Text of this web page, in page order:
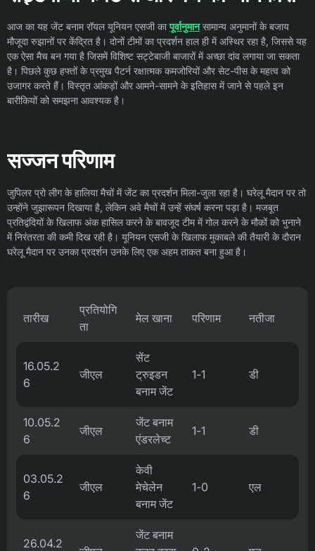
आज का यह जेंट बनाम रॉयल यूनियन एसजी कापूर्वानुमानसामान्य अनुमानों के बजाय
मौजूदा रुझानों पर केंद्रित है। दोनों टीमों का प्रदर्शन हाल ही में अस्थिर रहा है, जिससे यह
एक ऐसा मैच बन गया है जिसमें विशिष्ट सट्टेबाजी बाजारों में अच्छा दांव लगाया जा सकता
है। पिछले कुछ हफ्तों के प्रमुख पैटर्न रक्षात्मक कमजोरियों और सेट-पीस के महत्व को
उजागर करते हैं। विस्तृत आंकड़ों और आमने-सामने के इतिहास में जाने से पहले इन
बारीकियों को समझना आवश्यक है।
सज्जन परिणाम
जुपिलर प्रो लीग के हालिया मैचों में जेंट का प्रदर्शन मिला-जुला रहा है। घरेलू मैदान पर तो
उन्होंने जुझारूपन दिखाया है, लेकिन अवे मैचों में उन्हें संघर्ष करना पड़ा है। मजबूत
प्रतिद्वंदियों के खिलाफ अंक हासिल करने के बावजूद टीम में गोल करने के मौकों को भुनाने
में निरंतरता की कमी दिख रही है। यूनियन एसजी के खिलाफ मुकाबले की तैयारी के दौरान
घरेलू मैदान पर उनका प्रदर्शन उनके लिए एक अहम ताकत बना हुआ है।
तारीख
प्रतियोगि
ता
मेल खाना परिणाम नतीजा
16.05.2
6
जीएल
सेंट
ट्रुइडन
बनाम जेंट
1-1 डी
10.05.2
6
जीएल
जेंट बनाम
एंडरलेच्ट
1-1 डी
03.05.2
6
जीएल
केवी
मेचेलेन
बनाम जेंट
1-0 एल
26.04.2
जेंट बनाम